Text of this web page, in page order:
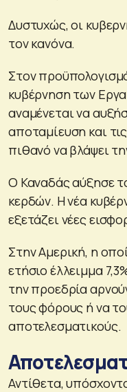
Δυστυχώς, οι
τον κανόνα.
Στον
κυβέρνηση των
αναμένεται να
αποταμίευση και
πιθανό να βλάψει
Ο Καναδάς αύξησε
κερδών. Η νέα
εξετάζει νέες
Στην Αμερική, η
ετήσιο έλλειμμα
την προεδρία
τους φόρους ή να
αποτελεσματικούς.
Αντίθετα,